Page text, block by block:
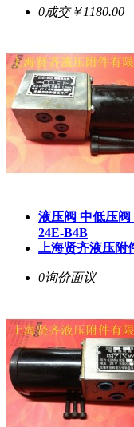
0成交￥1180.00
液压阀 中低压
24E-B4B
上海贤齐液压附
0询价面议